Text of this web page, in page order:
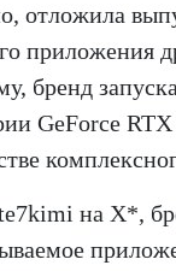
отложила
приложения
бренд
GeForce
на X*,